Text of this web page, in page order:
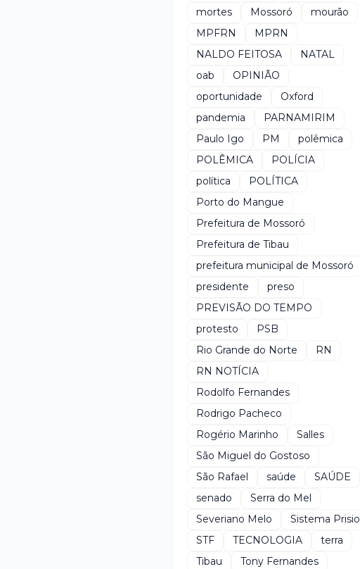
mortes
Mossoró
mourão
MPFRN
MPRN
NALDO FEITOSA
NATAL
oab
OPINIÃO
oportunidade
Oxford
pandemia
PARNAMIRIM
Paulo Igo
PM
polêmica
POLÊMICA
POLÍCIA
política
POLÍTICA
Porto do Mangue
Prefeitura de Mossoró
Prefeitura de Tibau
prefeitura municipal de Mossoró
presidente
preso
PREVISÃO DO TEMPO
protesto
PSB
Rio Grande do Norte
RN
RN NOTÍCIA
Rodolfo Fernandes
Rodrigo Pacheco
Rogério Marinho
Salles
São Miguel do Gostoso
São Rafael
saúde
SAÚDE
senado
Serra do Mel
Severiano Melo
Sistema Prisio
STF
TECNOLOGIA
terra
Tibau
Tony Fernandes